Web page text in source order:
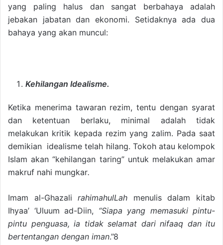
yang paling halus dan sangat berbahaya adalah
jebakan jabatan dan ekonomi. Setidaknya ada dua
bahaya yang akan muncul:
Kehilangan Idealisme.
Ketika menerima tawaran rezim, tentu dengan syarat
dan ketentuan berlaku, minimal adalah tidak
melakukan kritik kepada rezim yang zalim. Pada saat
demikian idealisme telah hilang. Tokoh atau kelompok
Islam akan “kehilangan taring” untuk melakukan amar
makruf nahi mungkar.
Imam al-GhazalirahimahulLah menulis dalam kitab
Ihyaa’ ‘Uluum ad-Diin, “Siapa yang memasuki pintu-
pintu penguasa, ia tidak selamat dari nifaaq dan itu
bertentangan dengan iman.”8